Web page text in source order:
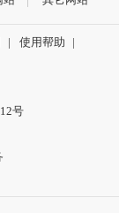
| 使用帮助
|
号